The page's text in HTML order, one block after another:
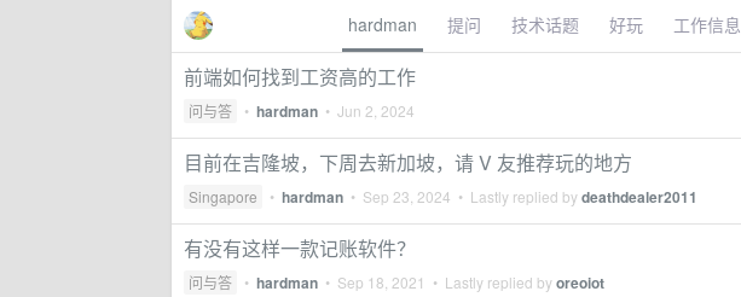
hardman 提问 技术话题 好玩 工作信息
前端如何找到工资高的工作
问与答 • hardman • Jun 2, 2024
目前在吉隆坡，下周去新加坡，请 V 友推荐玩的地方
Singapore • hardman • Sep 23, 2024 • Lastly replied bydeathdealer2011
有没有这样一款记账软件？
问与答 • hardman • Sep 18, 2021 • Lastly replied byoreoiot